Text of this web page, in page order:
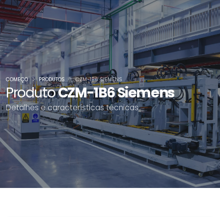
ProdutoCZM-1B6 Siemens
Detalhes e características técnicas
COMEÇO PRODUTOS CZM-1B6 SIEMENS